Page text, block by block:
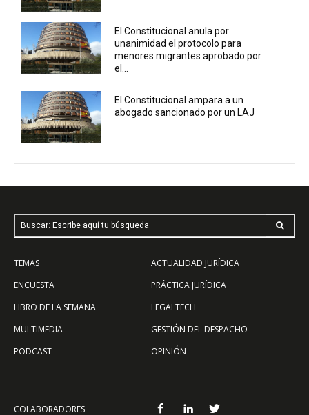
El Constitucional anula por
unanimidad el protocolo para
menores migrantes aprobado por
el...
El Constitucional ampara a un
abogado sancionado por un LAJ
Buscar: Escribe aquí tu búsqueda
TEMAS
ENCUESTA
LIBRO DE LA SEMANA
MULTIMEDIA
PODCAST
ACTUALIDAD JURÍDICA
PRÁCTICA JURÍDICA
LEGALTECH
GESTIÓN DEL DESPACHO
OPINIÓN
COLABORADORES